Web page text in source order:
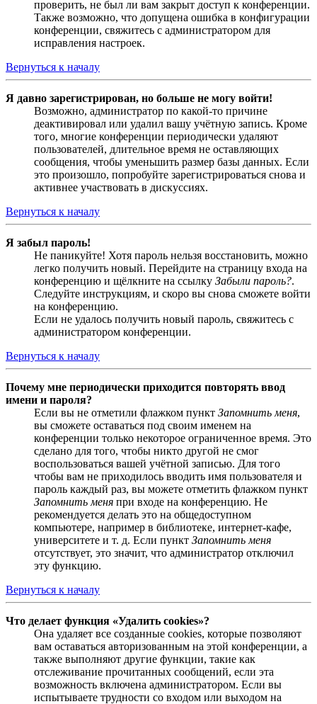
проверить, не был ли вам закрыт доступ к конференции.
Также возможно, что допущена ошибка в конфигурации
конференции, свяжитесь с администратором для
исправления настроек.
Вернуться к началу
Я давно зарегистрирован, но больше не могу войти!
Возможно, администратор по какой-то причине
деактивировал или удалил вашу учётную запись. Кроме
того, многие конференции периодически удаляют
пользователей, длительное время не оставляющих
сообщения, чтобы уменьшить размер базы данных. Если
это произошло, попробуйте зарегистрироваться снова и
активнее участвовать в дискуссиях.
Вернуться к началу
Я забыл пароль!
Не паникуйте! Хотя пароль нельзя восстановить, можно
легко получить новый. Перейдите на страницу входа на
конференцию и щёлкните на ссылку Забыли пароль?.
Следуйте инструкциям, и скоро вы снова сможете войти
на конференцию.
Если не удалось получить новый пароль, свяжитесь с
администратором конференции.
Вернуться к началу
Почему мне периодически приходится повторять ввод
имени и пароля?
Если вы не отметили флажком пункт Запомнить меня,
вы сможете оставаться под своим именем на
конференции только некоторое ограниченное время. Это
сделано для того, чтобы никто другой не смог
воспользоваться вашей учётной записью. Для того
чтобы вам не приходилось вводить имя пользователя и
пароль каждый раз, вы можете отметить флажком пункт
Запомнить меня при входе на конференцию. Не
рекомендуется делать это на общедоступном
компьютере, например в библиотеке, интернет-кафе,
университете и т. д. Если пункт Запомнить меня
отсутствует, это значит, что администратор отключил
эту функцию.
Вернуться к началу
Что делает функция «Удалить cookies»?
Она удаляет все созданные cookies, которые позволяют
вам оставаться авторизованным на этой конференции, а
также выполняют другие функции, такие как
отслеживание прочитанных сообщений, если эта
возможность включена администратором. Если вы
испытываете трудности со входом или выходом на